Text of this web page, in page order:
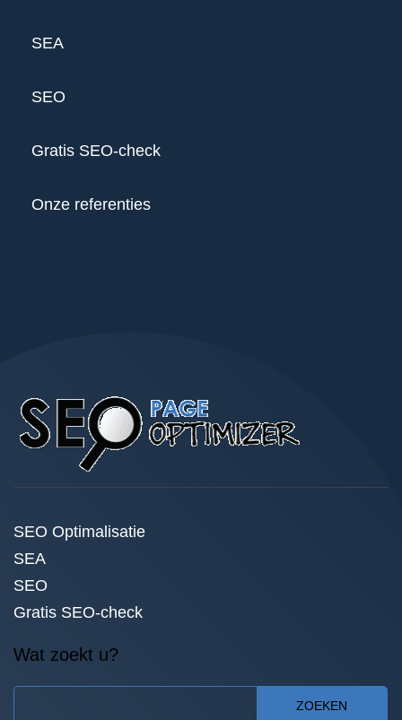
SEA
SEO
Gratis SEO-check
Onze referenties
SEO Optimalisatie
SEA
SEO
Gratis SEO-check
Wat zoekt u?
ZOEKEN